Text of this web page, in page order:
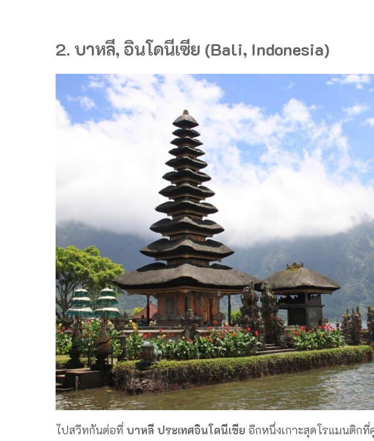
2. บาหลี, อินโดนีเซีย (Bali, Indonesia)
ไปสวีทกันต่อที่ บาหลี ประเทศอินโดนีเชีย อีกหนึ่งเกาะสุดโรแมนติก